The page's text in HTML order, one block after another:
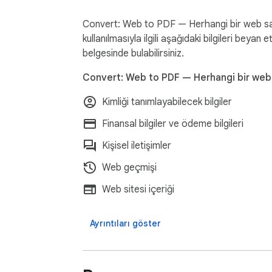
• Remove Elements — click anything to
• Undo changes instantly (Ctrl+Z)
• Article Mode — extract only the main
• Load All Images — ensures lazy-loaded
---
👀 PREVIEW BEFORE YOU SAVE
• Full PDF preview before download
• Print directly from preview
• Share without downloading
⚡ BUILT FOR SPEED
Convert: Web to PDF — Herhangi bir web
kullanılmasıyla ilgili aşağıdaki bilgileri beyan
belgesinde bulabilirsiniz.
Convert: Web to PDF — Herhangi bir
Kimliği tanımlayabilecek bilgiler
Finansal bilgiler ve ödeme bilgileri
Kişisel iletişimler
Web geçmişi
Web sitesi içeriği
Ayrıntıları göster